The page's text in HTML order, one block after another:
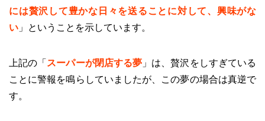
には贅沢して豊かな日々を送ることに対して、興味がな
い 」ということを示しています。
上記の「 スーパーが閉店する夢 」は、贅沢をしすぎている
ことに警報を鳴らしていましたが、この夢の場合は真逆で
す。